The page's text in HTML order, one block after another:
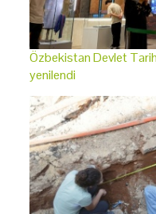
Özbekistan Devlet
yenilendi